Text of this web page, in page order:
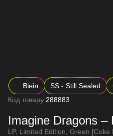
Вініл SS - Still Sealed
Код товару:288883
Imagine Dragons –
LP, Limited Edition, Green